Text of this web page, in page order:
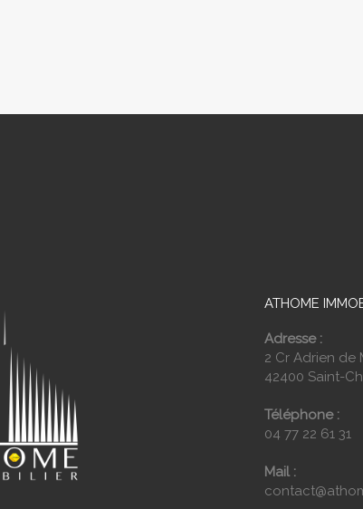
ATHOME
Adresse :
2 Cr Adrien de
42400 Saint-
Téléphone :
04 77 22 61 31
Mail :